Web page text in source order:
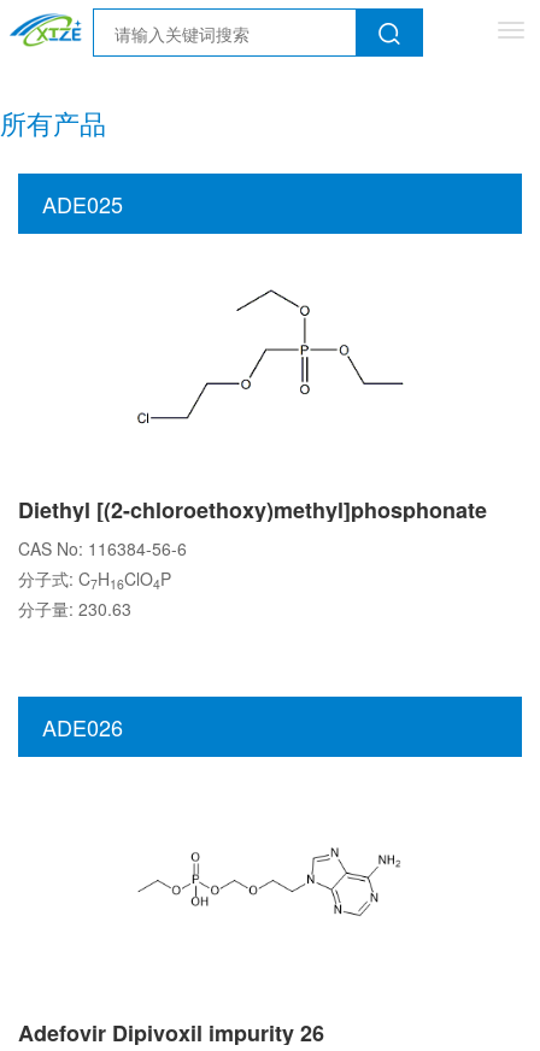
所有产品
ADE025
Diethyl [(2-chloroethoxy)methyl]phosphonate
CAS No: 116384-56-6
分子式: C7H16ClO4P
分子量: 230.63
ADE026
Adefovir Dipivoxil impurity 26